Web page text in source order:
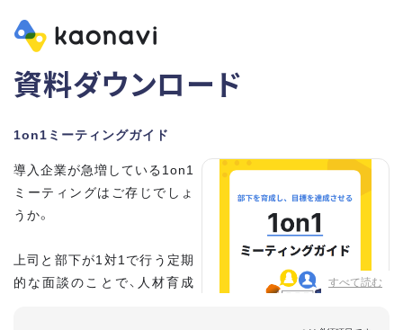
資料ダウンロード
1on1ミーティングガイド
すべて読む
導入企業が急増している1on1
ミーティングはご存じでしょ
うか。
上司と部下が1対1で行う定期
的な面談のことで、人材育成